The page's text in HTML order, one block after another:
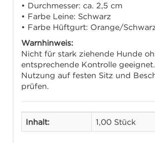
• Durchmesser: ca. 2,5 cm
• Farbe Leine: Schwarz
• Farbe Hüftgurt: Orange/
Warnhinweis:
Nicht für stark ziehende Hunde
entsprechende Kontrolle
Nutzung auf festen Sitz und
prüfen.
Inhalt: 1,00 Stück